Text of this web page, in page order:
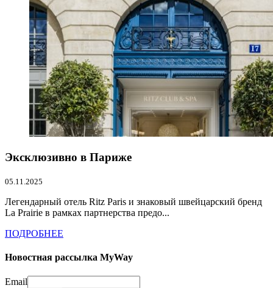
Эксклюзивно в Париже
05.11.2025
Легендарный отель Ritz Paris и знаковый швейцарский бренд
La Prairie в рамках партнерства предо...
ПОДРОБНЕЕ
Новостная рассылка MyWay
Email